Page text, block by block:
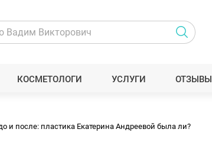
КОСМЕТОЛОГИ УСЛУГИ ОТЗЫВЫ
и после: пластика Екатерина Андреевой была ли?